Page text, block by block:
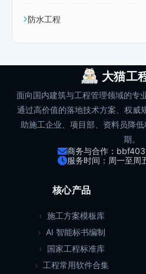
防水工程
大猫工
面向国内建筑与工程管理领域的专
通过高价值的落地技术方案、权威
助施工企业、项目部、资料员降
期。
商务与合作：
服务时间：周一至
核心产品
施工方案模板库
AI 智能标书编制
国家工程标准库
工程常用软件合集